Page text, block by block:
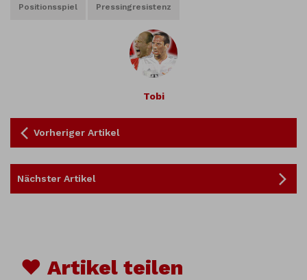
Positionsspiel Pressingresistenz
Tobi
Vorheriger Artikel
Nächster Artikel
♥ Artikel teilen